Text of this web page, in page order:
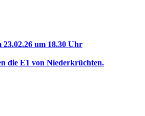
um 18.30 Uhr
die E1 von Niederkrüchten.